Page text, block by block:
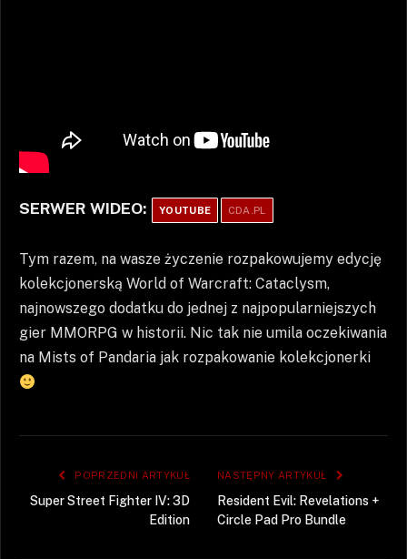
SERWER WIDEO: YOUTUBE CDA.PL
Tym razem, na wasze życzenie rozpakowujemy edycję
kolekcjonerską World of Warcraft: Cataclysm,
najnowszego dodatku do jednej z najpopularniejszych
gier MMORPG w historii. Nic tak nie umila oczekiwania
na Mists of Pandaria jak rozpakowanie kolekcjonerki
POPRZEDNI ARTYKUŁ
Super Street Fighter IV: 3D
Edition
NASTĘPNY ARTYKUŁ
Resident Evil: Revelations +
Circle Pad Pro Bundle